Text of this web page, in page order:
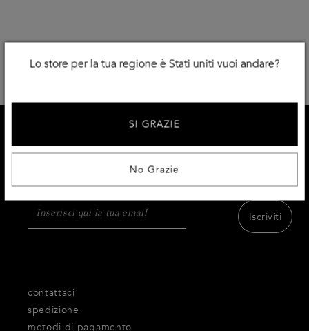
Lo store per la tua regione è Stati uniti vuoi andare?
No Grazie
SI GRAZIE
e dei servizi di Thecorner.com.
Iscriviti
contattaci
spedizione
metodi di pagamento